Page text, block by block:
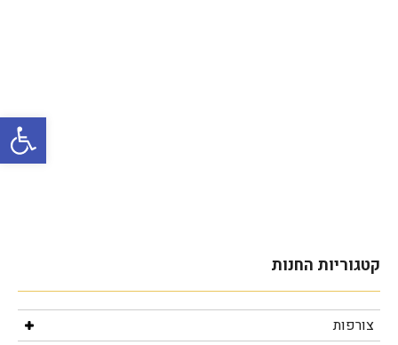
פתח
צורפות